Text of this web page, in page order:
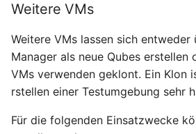
Weitere VMs
Weitere VMs lassen sich entweder
Manager als neue Qubes erstellen
VMs verwenden geklont. Ein Klon
rstellen einer Testumgebung sehr
Für die folgenden Einsatzwecke